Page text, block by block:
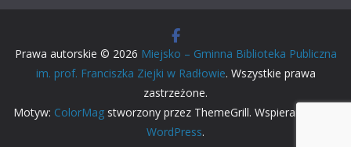
Prawa autorskie © 2026 Miejsko – Gminna Biblioteka Publiczna
im. prof. Franciszka Ziejki w Radłowie. Wszystkie prawa
zastrzeżone.
Motyw: ColorMagstworzony przez ThemeGrill. Wspierane przez
WordPress.